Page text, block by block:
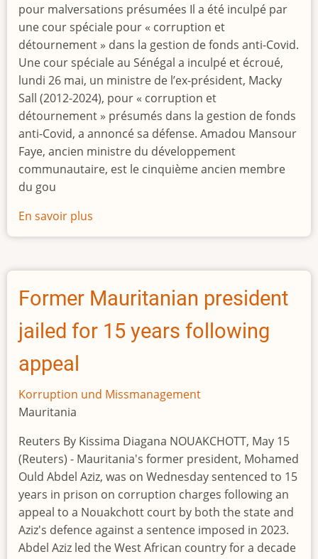
pour malversations présumées Il a été inculpé par
une cour spéciale pour « corruption et
détournement » dans la gestion de fonds anti-Covid.
Une cour spéciale au Sénégal a inculpé et écroué,
lundi 26 mai, un ministre de l’ex-président, Macky
Sall (2012-2024), pour « corruption et
détournement » présumés dans la gestion de fonds
anti-Covid, a annoncé sa défense. Amadou Mansour
Faye, ancien ministre du développement
communautaire, est le cinquième ancien membre
du gou
En savoir plus
Cinquième
écroué
pour
malversations
Former Mauritanian president
jailed for 15 years following
appeal
Korruption und Missmanagement
Mauritania
Reuters By Kissima Diagana NOUAKCHOTT, May 15
(Reuters) - Mauritania's former president, Mohamed
Ould Abdel Aziz, was on Wednesday sentenced to 15
years in prison on corruption charges following an
appeal to a Nouakchott court by both the state and
Aziz's defence against a sentence imposed in 2023.
Abdel Aziz led the West African country for a decade